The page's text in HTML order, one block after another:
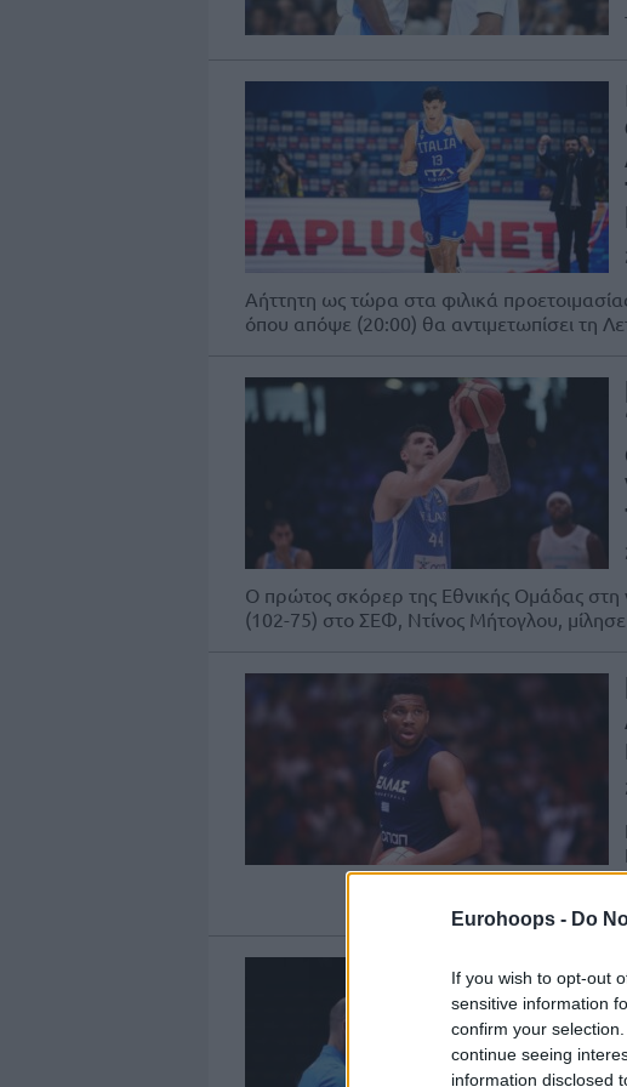
Eurohoops - Do
If you wish to opt-out
sensitive information
confirm your
continue seeing
information disclosed
Αήττητη ως τώρα στα φιλικά
όπου απόψε (20:00) θα αντιμετωπίσει τη
Ο πρώτος σκόρερ της Εθνικής Ομάδας στη
(102-75) στο ΣΕΦ, Ντίνος Μήτογλου, μίλησε